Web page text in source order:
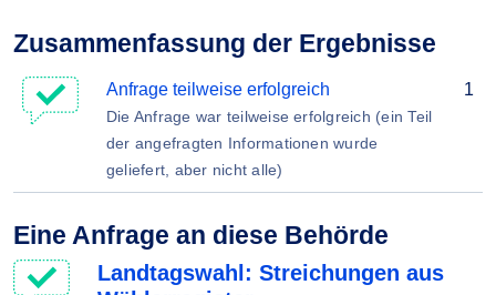
Zusammenfassung der Ergebnisse
Anfrage teilweise erfolgreich
Die Anfrage war teilweise erfolgreich (ein Teil
der angefragten Informationen wurde
geliefert, aber nicht alle)
1
Eine Anfrage an diese Behörde
Landtagswahl: Streichungen aus